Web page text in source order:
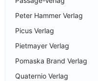
Peter Hammer Verlag
Picus Verlag
Pietmayer Verlag
Pomaska Brand Verlag
Quaternio Verlag